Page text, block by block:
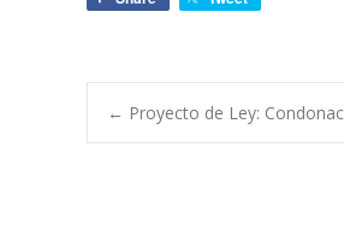
← Proyecto de Ley: